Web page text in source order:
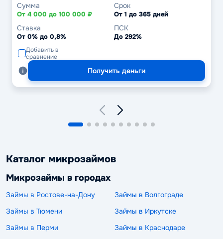
Сумма
От 4 000 до 100 000 ₽
Срок
От 1 до 365 дней
Ставка
От 0% до 0,8%
ПСК
До 292%
Добавить в
сравнение
Получить деньги
Каталог микрозаймов
Микрозаймы в городах
Займы в Ростове-на-Дону
Займы в Волгограде
Займы в Тюмени
Займы в Иркутске
Займы в Перми
Займы в Краснодаре